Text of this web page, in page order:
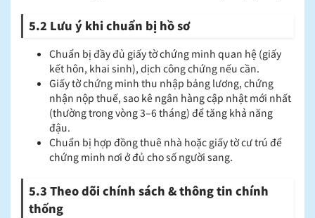
5.2 Lưu ý khi chuẩn bị hồ sơ
Chuẩn bị đầy đủ giấy tờ chứng minh quan hệ (giấy
kết hôn, khai sinh), dịch công chứng nếu cần.
Giấy tờ chứng minh thu nhập bảng lương, chứng
nhận nộp thuế, sao kê ngân hàng cập nhật mới nhất
(thường trong vòng 3–6 tháng) để tăng khả năng
đậu.
Chuẩn bị hợp đồng thuê nhà hoặc giấy tờ cư trú để
chứng minh nơi ở đủ cho số người sang.
5.3 Theo dõi chính sách & thông tin chính
thống